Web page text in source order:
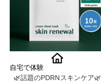
自宅で体験
🌿話題のPDRNスキンケア🌿